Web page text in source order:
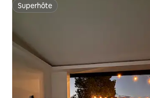
Superhôte
Superhôte